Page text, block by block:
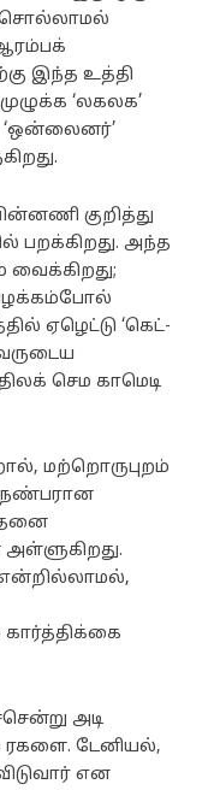
இந்த உத்தி
‘லகலக’
‘ஒன்லைனர்’
குறித்து
பறக்கிறது. அந்த
வைக்கிறது;
ஏழெட்டு ‘கெட்-
செம காமெடி
மற்றொருபுறம்
நண்பரான
அடி
டேனியல்,
என